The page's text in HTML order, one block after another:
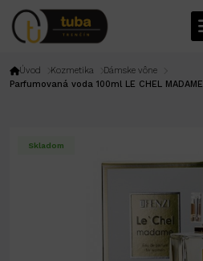
Úvod Kozmetika
Dámske vône
Parfumovaná voda 100ml LE CHEL MADAME
Skladom